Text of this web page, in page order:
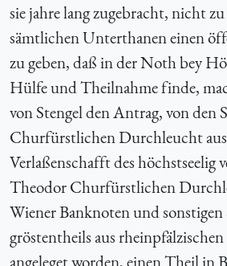
sie jahre lang zugebracht, nicht
sämtlichen Unterthanen einen
zu geben, daß in der Noth bey
Hülfe und Theilnahme finde,
von Stengel den Antrag, von den
Churfürstlichen Durchleucht
Verlaßenschafft des höchstseelig
Theodor Churfürstlichen
Wiener Banknoten und sonstigen
gröstentheils aus
angeleget worden, einen Theil in